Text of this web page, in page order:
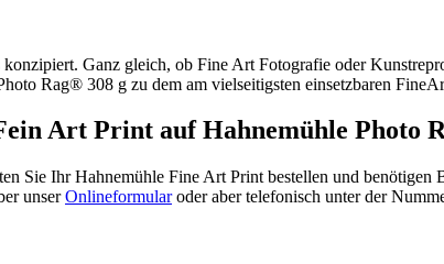
Ganz gleich, ob Fine Art Fotografie oder
Rag® 308 g zu dem am vielseitigsten einsetzbaren
Art Print auf Hahnemühle Photo
Sie Ihr Hahnemühle Fine Art Print bestellen und
unserOnlineformularoder aber telefonisch unter der